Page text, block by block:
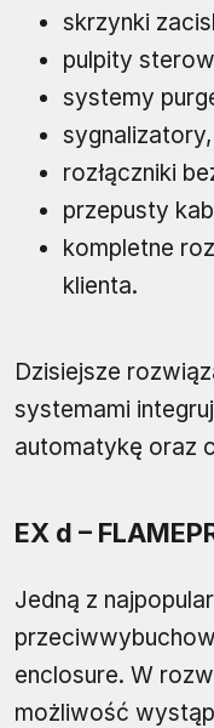
skrzynki
pulpity
systemy
sygnalizatory,
rozłączniki
przepusty
kompletne
klienta.
Dzisiejsze
systemami
automatykę oraz
EX d –
Jedną z
enclosure. W
możliwość